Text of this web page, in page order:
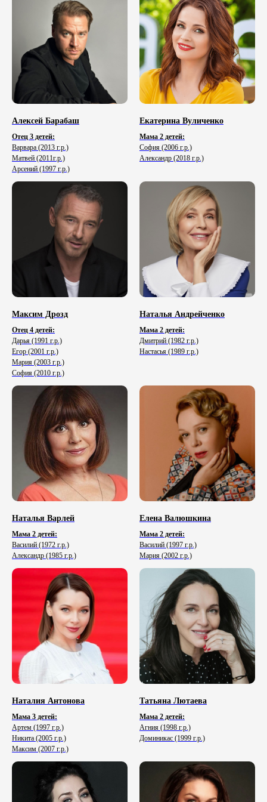
Алексей Барабаш
Отец 3 детей:
Варвара (2013 г.р.)
Матвей (2011г.р.)
Арсений (1997 г.р.)
Екатерина Вуличенко
Мама 2 детей:
София (2006 г.р.)
Александр (2018 г.р.)
Максим Дрозд
Отец 4 детей:
Дарья (1991 г.р.)
Егор (2001 г.р.)
Мария (2003 г.р.)
София (2010 г.р.)
Наталья Андрейченко
Мама 2 детей:
Дмитрий (1982 г.р.)
Настасья (1989 г.р.)
Наталья Варлей
Мама 2 детей:
Василий (1972 г.р.)
Александр (1985 г.р.)
Елена Валюшкина
Мама 2 детей:
Василий (1997 г.р.)
Мария (2002 г.р.)
Наталия Антонова
Мама 3 детей:
Артем (1997 г.р.)
Никита (2005 г.р.)
Максим (2007 г.р.)
Татьяна Лютаева
Мама 2 детей:
Агния (1998 г.р.)
Доминикас (1999 г.р.)
На сайте представлена лишь часть
артистов, с которыми мы сотрудничаем.
Свяжитесь с нами — подберем артиста под
ваш проект, формат мероприятия и бюджет
Юридический департамент:
lawyer@truntsev.agency
Для прессы и СМИ,
бартерных проектов:
pr@truntsev.agency
+7 (985) 843-32-28
Телефон
adv@truntsev.agency